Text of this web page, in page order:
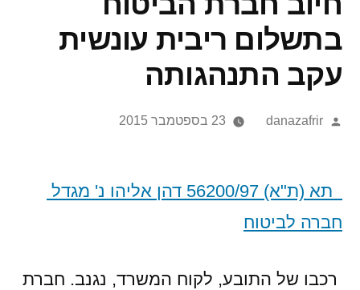
בתשלום ריבית עונשית
עקב התנהגותה
danazafrir 23 בספטמבר 2015
תא (ת"א) 56200/97 דהן אליהו נ' מגדל
חברה לביטוח
רכבו של התובע, לקוח המשרד, נגנב. חברת